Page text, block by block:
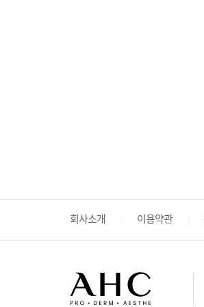
회사소개 이용약관